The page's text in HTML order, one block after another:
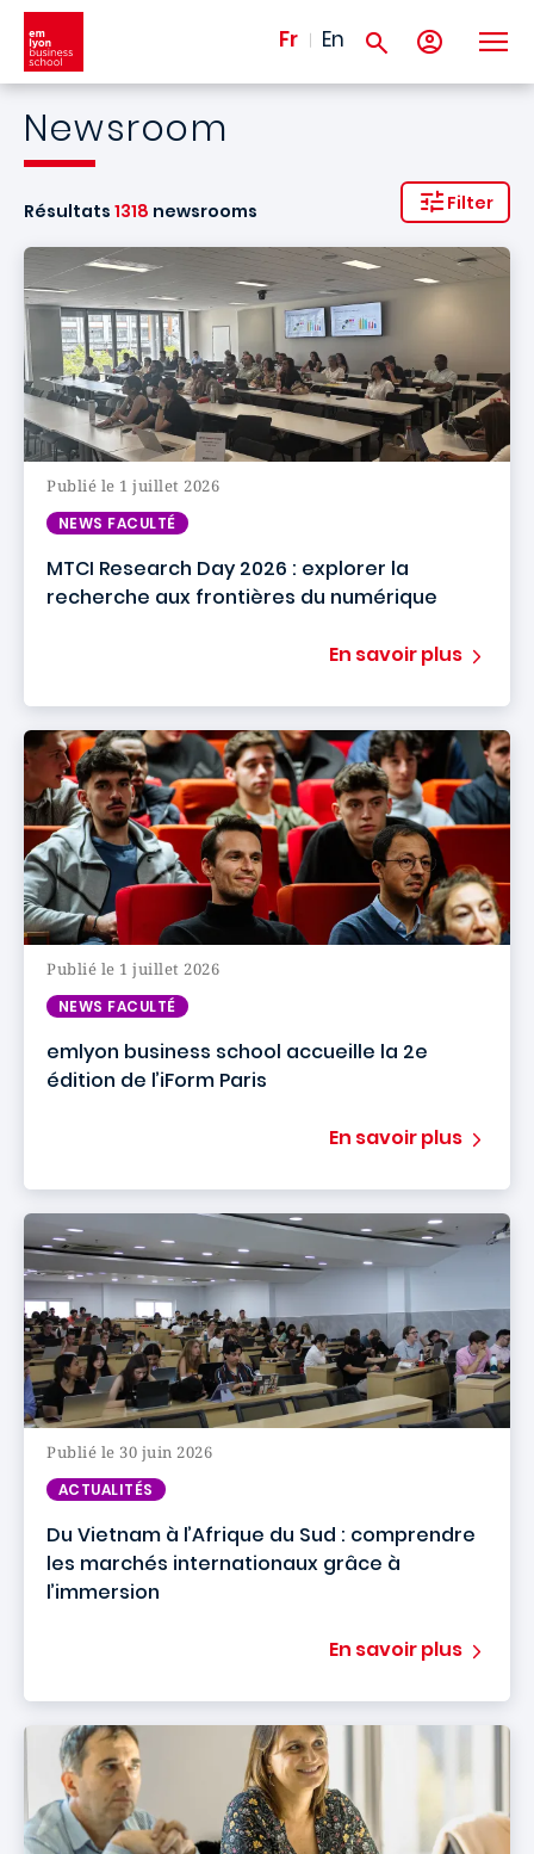
Aller au contenu principal
Fr En
Newsroom
Filter
Résultats 1318 newsrooms
Publié le 1 juillet 2026
NEWS FACULTÉ
MTCI Research Day 2026 : explorer la
recherche aux frontières du numérique
En savoir plus
Publié le 1 juillet 2026
NEWS FACULTÉ
emlyon business school accueille la 2e
édition de l’iForm Paris
En savoir plus
Publié le 30 juin 2026
ACTUALITÉS
Du Vietnam à l’Afrique du Sud : comprendre
les marchés internationaux grâce à
l’immersion
En savoir plus